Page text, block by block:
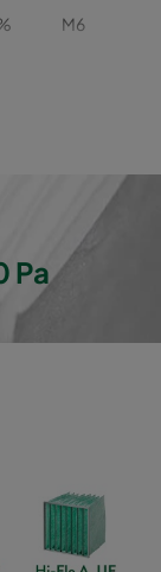
M6
M6
Pa